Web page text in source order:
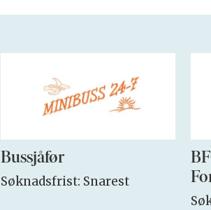
Bussjåfør
Søknadsfrist: Snarest